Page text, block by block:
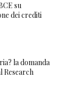
su
dei crediti
la domanda
Research